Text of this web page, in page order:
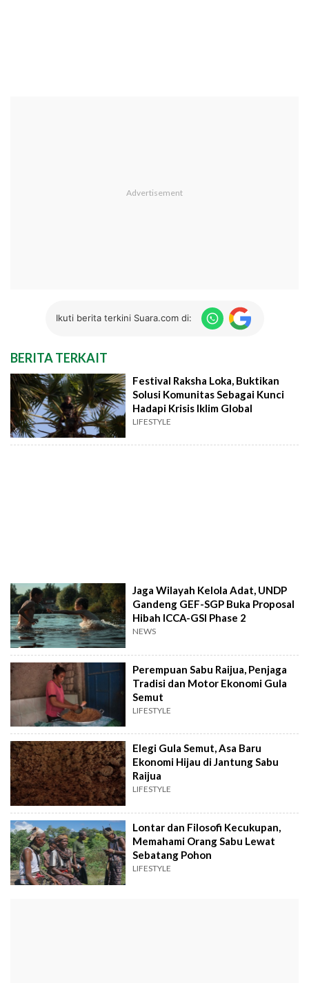
Ikuti berita terkini Suara.com di:
BERITA TERKAIT
Festival Raksha Loka, Buktikan
Solusi Komunitas Sebagai Kunci
Hadapi Krisis Iklim Global
LIFESTYLE
Jaga Wilayah Kelola Adat, UNDP
Gandeng GEF-SGP Buka Proposal
Hibah ICCA-GSI Phase 2
NEWS
Perempuan Sabu Raijua, Penjaga
Tradisi dan Motor Ekonomi Gula
Semut
LIFESTYLE
Elegi Gula Semut, Asa Baru
Ekonomi Hijau di Jantung Sabu
Raijua
LIFESTYLE
Lontar dan Filosofi Kecukupan,
Memahami Orang Sabu Lewat
Sebatang Pohon
LIFESTYLE